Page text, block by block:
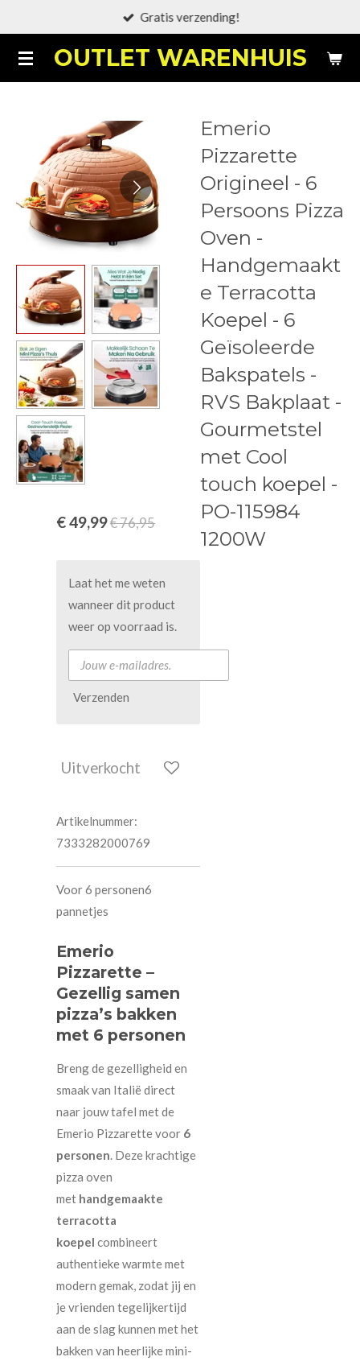
naar
de
OUTLET WARENHUIS
Gratis verzending!
Emerio
Pizzarette
Origineel - 6
Persoons Pizza
Oven -
Handgemaakt
e Terracotta
Koepel - 6
Geïsoleerde
Bakspatels -
RVS Bakplaat -
Gourmetstel
met Cool
touch koepel -
PO-115984
1200W
€ 49,99€ 76,95
Laat het me weten
wanneer dit product
weer op voorraad is.
Verzenden
Uitverkocht
Artikelnummer:
7333282000769
Voor 6 personen6
pannetjes
Emerio
Pizzarette –
Gezellig samen
pizza’s bakken
met 6 personen
Breng de gezelligheid en
smaak van Italië direct
naar jouw tafel met de
Emerio Pizzarette voor 6
personen. Deze krachtige
pizza oven
met handgemaakte
terracotta
koepel combineert
authentieke warmte met
modern gemak, zodat jij en
je vrienden tegelijkertijd
aan de slag kunnen met het
bakken van heerlijke mini-